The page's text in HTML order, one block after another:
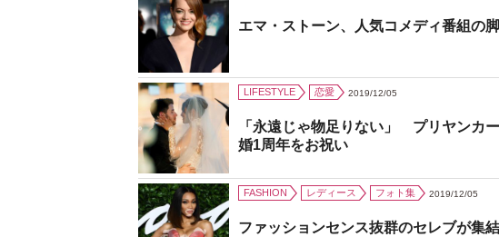
エマ・ストーン、人気コメディ番組の
LIFESTYLE 恋愛 2019/12/05
「永遠じゃ物足りない」 プリヤンカ
婚1周年をお祝い
FASHION レディース フォト集 2019/12/05
ファッションセンス抜群のセレブが集